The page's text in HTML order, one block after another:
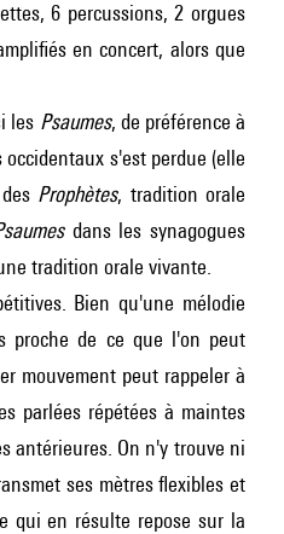
6 percussions, 2 orgues
en concert, alors que
les Psaumes, de préférence à
s'est perdue (elle
Prophètes, tradition orale
dans les synagogues
tradition orale vivante.
Bien qu'une mélodie
proche de ce que l'on peut
mouvement peut rappeler à
parlées répétées à maintes
antérieures. On n'y trouve ni
ses mètres flexibles et
qui en résulte repose sur la